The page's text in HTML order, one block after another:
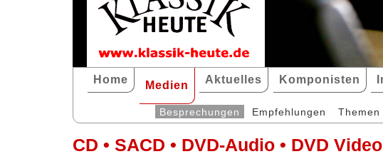
Home Medien Aktuelles Komponisten
Besprechungen Empfehlungen Themen
CD • SACD • DVD-Audio • DVD Video